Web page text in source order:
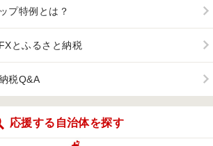
プ特例とは？
とふるさと納税
税Q&A
応援する自治体を探す